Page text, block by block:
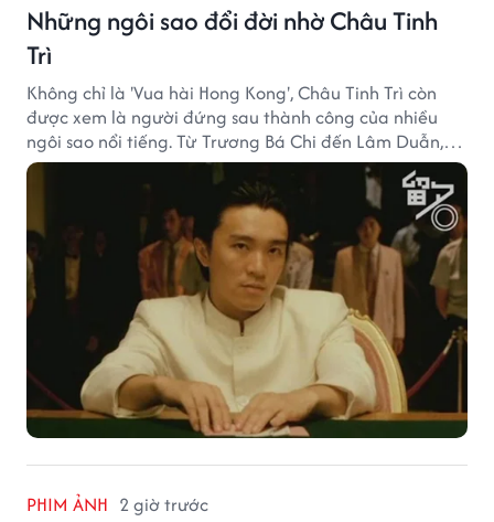
Những ngôi sao đổi đời nhờ Châu Tinh
Trì
Không chỉ là 'Vua hài Hong Kong', Châu Tinh Trì còn
được xem là người đứng sau thành công của nhiều
ngôi sao nổi tiếng. Từ Trương Bá Chi đến Lâm Duẫn,
không ít diễn viên đã bước sang trang mới trong sự
nghiệp nhờ cơ hội từ Châu Tinh Trì.
PHIM ẢNH 2 giờ trước